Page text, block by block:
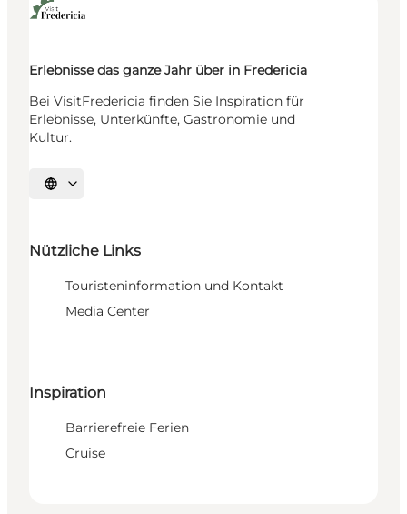
Erlebnisse das ganze Jahr über in Fredericia
Bei VisitFredericia finden Sie Inspiration für
Erlebnisse, Unterkünfte, Gastronomie und
Kultur.
Sprache auswählen
Nützliche Links
Touristeninformation und Kontakt
Media Center
Inspiration
Barrierefreie Ferien
Cruise